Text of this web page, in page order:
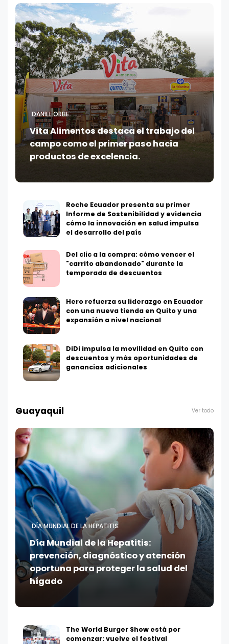
DANIEL ORBE
Vita Alimentos destaca el trabajo del
campo como el primer paso hacia
productos de excelencia.
Roche Ecuador presenta su primer
Informe de Sostenibilidad y evidencia
cómo la innovación en salud impulsa
el desarrollo del país
Del clic a la compra: cómo vencer el
"carrito abandonado" durante la
temporada de descuentos
Hero refuerza su liderazgo en Ecuador
con una nueva tienda en Quito y una
expansión a nivel nacional
DiDi impulsa la movilidad en Quito con
descuentos y más oportunidades de
ganancias adicionales
Guayaquil Ver todo
DÍA MUNDIAL DE LA HEPATITIS:
Día Mundial de la Hepatitis:
prevención, diagnóstico y atención
oportuna para proteger la salud del
hígado
The World Burger Show está por
comenzar: vuelve el festival